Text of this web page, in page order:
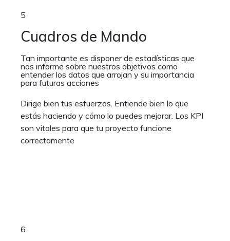
5
Cuadros de Mando
Tan importante es disponer de estadísticas que
nos informe sobre nuestros objetivos como
entender los datos que arrojan y su importancia
para futuras acciones
Dirige bien tus esfuerzos. Entiende bien lo que
estás haciendo y cómo lo puedes mejorar. Los KPI
son vitales para que tu proyecto funcione
correctamente
6